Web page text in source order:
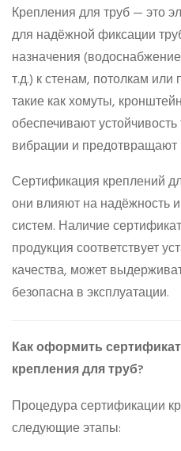
Крепления для труб — это
для надёжной фиксации
назначения
т.д.) к стенам, потолкам
такие как хомуты,
обеспечивают
вибрации и
Сертификация креплений
они влияют на надёжность
систем. Наличие
продукция соответствует
качества, может
безопасна в эксплуатации.
Как оформить
крепления для труб?
Процедура сертификации
следующие этапы: